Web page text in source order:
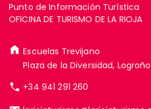
Punto de Información Turística
OFICINA DE TURISMO DE LA RIOJA
Escuelas Trevijano
Plaza de la Diversidad, Logroño
+34 941 291 260